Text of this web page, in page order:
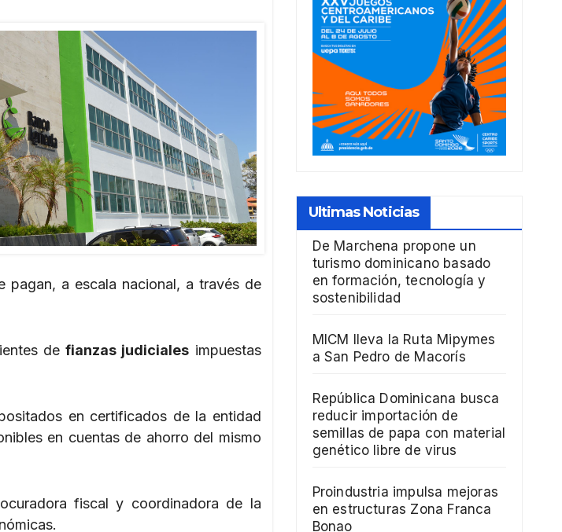
pagan, a escala nacional, a través de
de fianzas judiciales impuestas
en certificados de la entidad
en cuentas de ahorro del mismo
fiscal y coordinadora de la
Ultimas Noticias
De Marchena propone un
turismo dominicano basado
en formación, tecnología y
sostenibilidad
MICM lleva la Ruta Mipymes
a San Pedro de Macorís
República Dominicana busca
reducir importación de
semillas de papa con material
genético libre de virus
Proindustria impulsa mejoras
en estructuras Zona Franca
Bonao